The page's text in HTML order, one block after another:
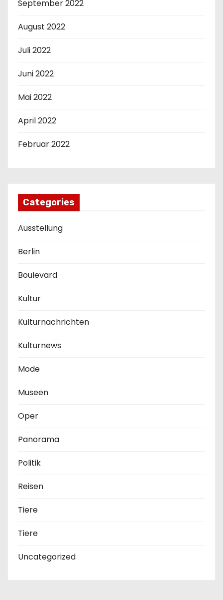
September 2022
August 2022
Juli 2022
Juni 2022
Mai 2022
April 2022
Februar 2022
Categories
Ausstellung
Berlin
Boulevard
Kultur
Kulturnachrichten
Kulturnews
Mode
Museen
Oper
Panorama
Politik
Reisen
Tiere
Tiere
Uncategorized